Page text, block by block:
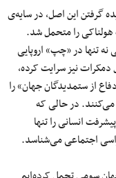
گرفتن این اصل، در سایه‌ی
هولناکی را متحمل شد.
نه تنها در «چپ» اروپایی
دمکرات نیز سرایت کرده،
از ستمدیدگان جهان» را
در حالی که
انسانی را تنها
اجتماعی می‌شناسد.